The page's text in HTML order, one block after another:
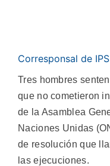
Corresponsal de IPS
Tres hombres
que no cometieron
de la Asamblea
Naciones Unidas
de resolución que
las ejecuciones.